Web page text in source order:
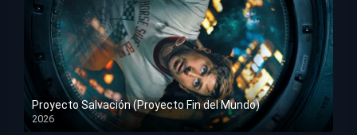
Proyecto Salvación (Proyecto Fin del Mundo)
2026
HD 1080p